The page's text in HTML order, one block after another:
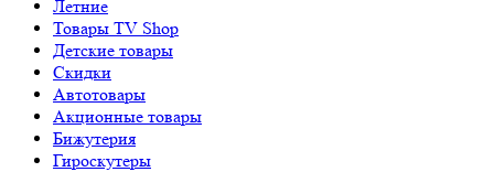
Летние
Товары TV Shop
Детские товары
Cкидки
Автотовары
Акционные товары
Бижутерия
Гироскутеры